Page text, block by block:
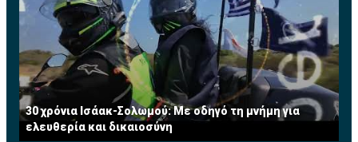
πλατφόρμων εντείνεται με σκοπό βεβαίως την
κυριαρχία στην τοπική αγορά. Η εξασφάλιση των
δικαιωμάτων του Greek Cinema θα δώσει τη δική του
διάσταση στο ανταγωνιστικό περιβάλλον, ανάλογα με
την πλατφόρμα που θα προβάλλεται το κανάλι με τον
ελληνικό κινηματογράφο.
30 χρόνια Ισάακ-Σολωμού: Με οδηγό τη μνήμη για
ελευθερία και δικαιοσύνη